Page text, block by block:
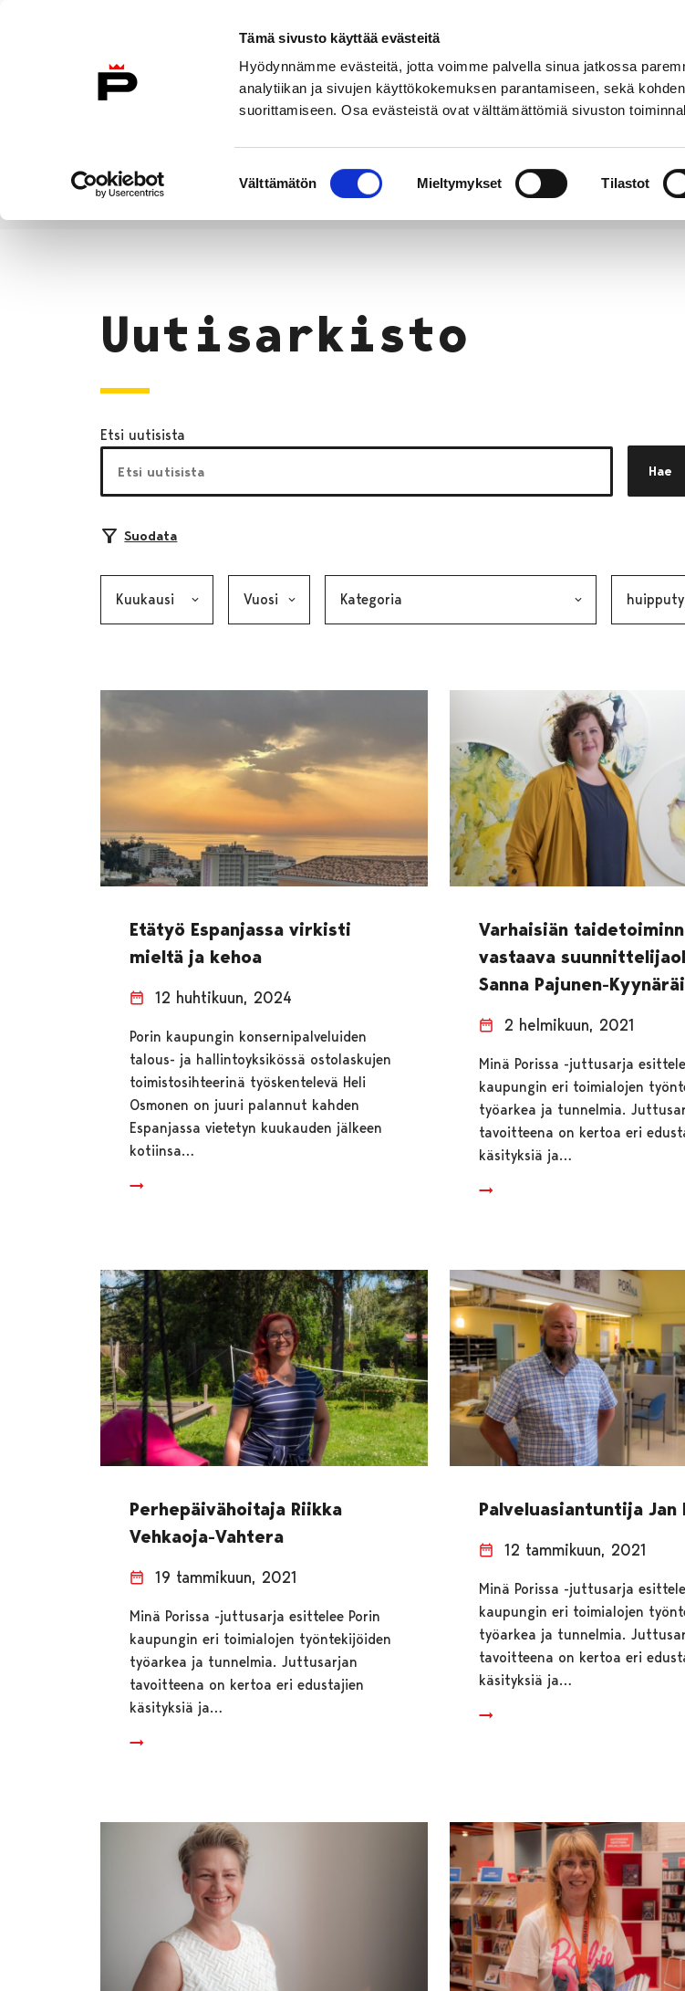
Tämä sivusto käyttää evästeitä
Hyödynnämme evästeitä, jotta voimme palvella sinua jatkossa
analytiikan ja sivujen käyttökokemuksen parantamiseen, sekä
suorittamiseen. Osa evästeistä ovat välttämättömiä sivuston
valinta
Välttämätön Mieltymykset Tilastot
Etusivulle
Etusivu
Uutisarkisto
Etsi uutisista
Hae
Suodata
Etätyö Espanjassa virkisti
mieltä ja kehoa
12 huhtikuun, 2024
Porin kaupungin konsernipalveluiden
talous- ja hallintoyksikössä ostolaskujen
toimistosihteerinä työskentelevä Heli
Osmonen on juuri palannut kahden
Espanjassa vietetyn kuukauden jälkeen
kotiinsa…
Varhaisiän
vastaava
Sanna Pajunen-
2 helmikuun, 2021
Minä Porissa -juttusarja
kaupungin eri toimialojen
työarkea ja tunnelmia.
tavoitteena on kertoa eri
käsityksiä ja…
Perhepäivähoitaja Riikka
Vehkaoja-Vahtera
19 tammikuun, 2021
Minä Porissa -juttusarja esittelee Porin
kaupungin eri toimialojen työntekijöiden
työarkea ja tunnelmia. Juttusarjan
tavoitteena on kertoa eri edustajien
käsityksiä ja…
Palveluasiantuntija Jan
12 tammikuun, 2021
Minä Porissa -juttusarja
kaupungin eri toimialojen
työarkea ja tunnelmia.
tavoitteena on kertoa eri
käsityksiä ja…